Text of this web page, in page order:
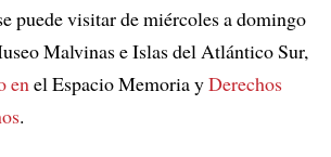
puede visitar de miércoles a domingo
Malvinas e Islas del Atlántico Sur,
en el Espacio Memoria yDerechos
.